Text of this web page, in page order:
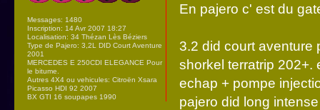
En pajero c' est du
3.2 did court aventure
shorkel terratrip 202+.
echap + pompe
pajero did long
Messages: 1480
Inscription: 14 Avr 2007 18:27
Localisation: 34 Thézan Lès Béziers
Type de Pajero: 3,2L DID Court Aventure
2001
MERCEDES E 250CDI ELEGANCE Pour
le bitume.
Autres 4X4 ou vehicules: Citroën Xsara
Picasso HDI 92 2007
BX GTI 16 soupapes 1990